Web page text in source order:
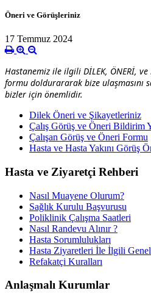
Öneri ve Görüşleriniz
17 Temmuz 2024
Hastanemiz ile ilgili DİLEK, ÖNERİ, ve
formu doldurararak bize ulaşmasını
bizler için önemlidir.
Dilek Öneri ve Şikayetleriniz
Çalış Görüş ve Öneri Bildirim
Çalışan Görüş ve Öneri Formu
Hasta ve Hasta Yakını Görüş
Hasta ve Ziyaretçi Rehberi
Nasıl Muayene Olurum?
Sağlık Kurulu Başvurusu
Poliklinik Çalışma Saatleri
Nasıl Randevu Alınır ?
Hasta Sorumlulukları
Hasta Ziyaretleri İle İlgili
Refakatçi Kuralları
Anlaşmalı Kurumlar